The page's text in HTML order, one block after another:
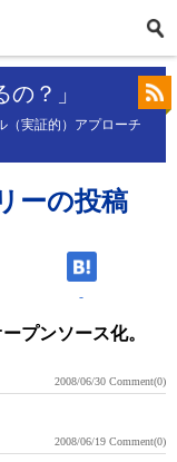
？」
（実証的）アプローチ
ーの投稿
-
プンソース化。
2008/06/30 Comment(0)
2008/06/19 Comment(0)